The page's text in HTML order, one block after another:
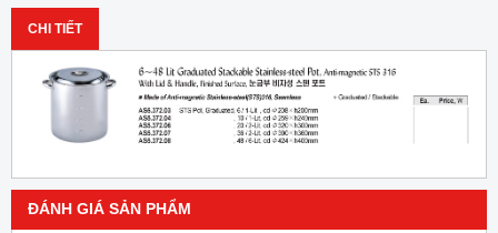
CHI TIẾT
ĐÁNH GIÁ SẢN PHẨM